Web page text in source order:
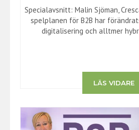
Specialavsnitt: Malin Sjöman,
spelplanen för B2B har
digitalisering och alltmer
LÄS VIDARE